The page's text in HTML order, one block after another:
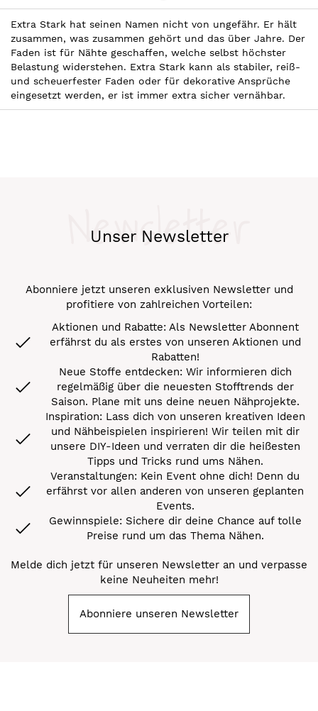
Extra Stark hat seinen Namen nicht von ungefähr. Er hält
zusammen, was zusammen gehört und das über Jahre. Der
Faden ist für Nähte geschaffen, welche selbst höchster
Belastung widerstehen. Extra Stark kann als stabiler, reiß-
und scheuerfester Faden oder für dekorative Ansprüche
eingesetzt werden, er ist immer extra sicher vernähbar.
Unser Newsletter
Newsletter
Abonniere jetzt unseren exklusiven Newsletter und
profitiere von zahlreichen Vorteilen:
Aktionen und Rabatte: Als Newsletter Abonnent
erfährst du als erstes von unseren Aktionen und
Rabatten!
Neue Stoffe entdecken: Wir informieren dich
regelmäßig über die neuesten Stofftrends der
Saison. Plane mit uns deine neuen Nähprojekte.
Inspiration: Lass dich von unseren kreativen Ideen
und Nähbeispielen inspirieren! Wir teilen mit dir
unsere DIY-Ideen und verraten dir die heißesten
Tipps und Tricks rund ums Nähen.
Veranstaltungen: Kein Event ohne dich! Denn du
erfährst vor allen anderen von unseren geplanten
Events.
Gewinnspiele: Sichere dir deine Chance auf tolle
Preise rund um das Thema Nähen.
Melde dich jetzt für unseren Newsletter an und verpasse
keine Neuheiten mehr!
Abonniere unseren Newsletter